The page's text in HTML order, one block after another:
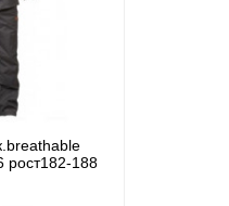
рост182-188